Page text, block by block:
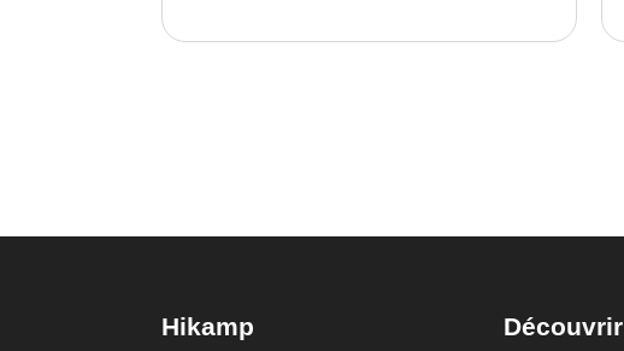
Hikamp Découvrir